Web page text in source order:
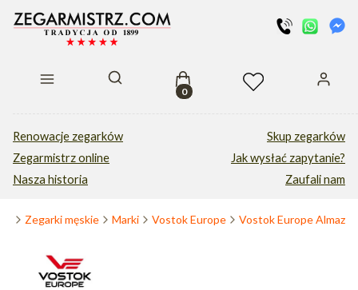
Otwórz wyszukiwarkęProdukty w koszyku: 0. Zobacz
Renowacje zegarków
Zegarmistrz online
Nasza historia
Skup zegarków
Jak wysłać zapytanie?
Zaufali nam
Zegarki męskie Marki Vostok Europe Vostok Europe Almaz